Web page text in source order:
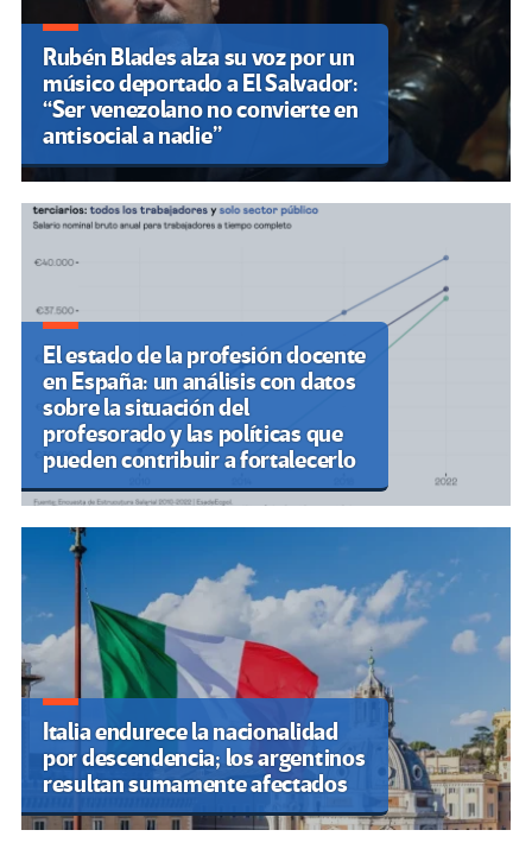
Rubén Blades alza su voz por un
músico deportado a El Salvador:
“Ser venezolano no convierte en
antisocial a nadie”
El estado de la profesión docente
en España: un análisis con datos
sobre la situación del
profesorado y las políticas que
pueden contribuir a fortalecerlo
Italia endurece la nacionalidad
por descendencia; los argentinos
resultan sumamente afectados